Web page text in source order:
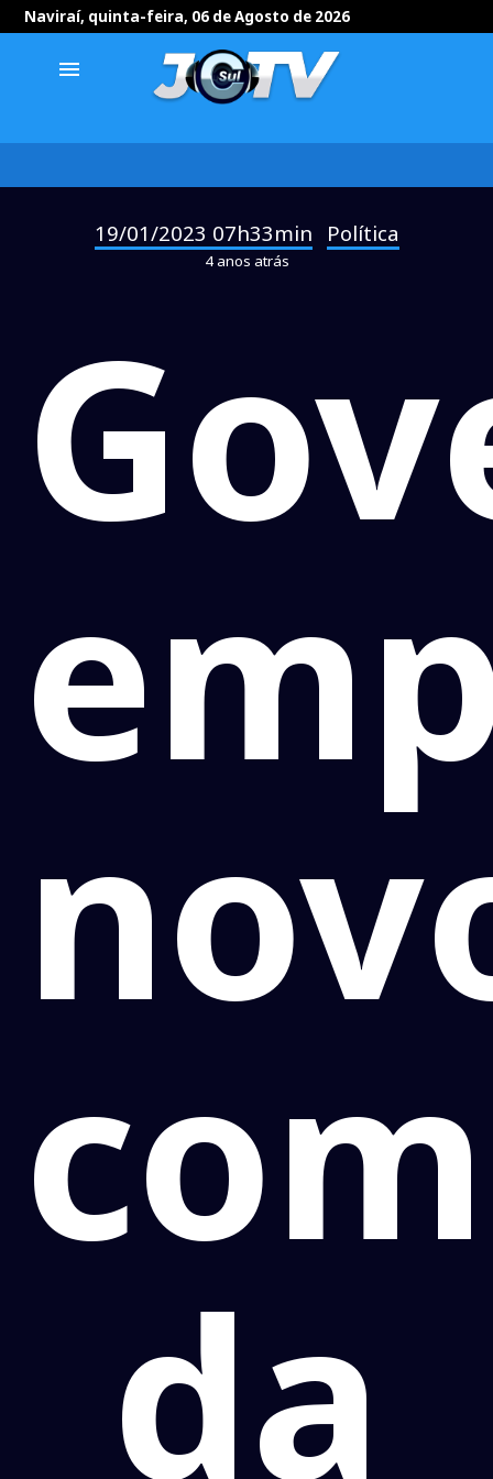
Naviraí, quinta-feira, 06 de Agosto de 2026
menu
19/01/2023 07h33min Política
4 anos atrás
da